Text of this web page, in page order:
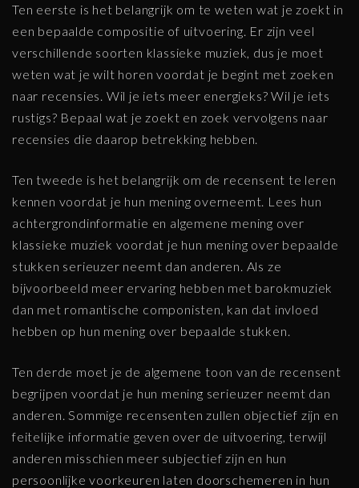
Ten eerste is het belangrijk om te weten wat je zoekt in
een bepaalde compositie of uitvoering. Er zijn veel
verschillende soorten klassieke muziek, dus je moet
weten wat je wilt horen voordat je begint met zoeken
naar recensies. Wil je iets meer energieks? Wil je iets
rustigs? Bepaal wat je zoekt en zoek vervolgens naar
recensies die daarop betrekking hebben.
Ten tweede is het belangrijk om de recensent te leren
kennen voordat je hun mening overneemt. Lees hun
achtergrondinformatie en algemene mening over
klassieke muziek voordat je hun mening over bepaalde
stukken serieuzer neemt dan anderen. Als ze
bijvoorbeeld meer ervaring hebben met barokmuziek
dan met romantische componisten, kan dat invloed
hebben op hun mening over bepaalde stukken.
Ten derde moet je de algemene toon van de recensent
begrijpen voordat je hun mening serieuzer neemt dan
anderen. Sommige recensenten zullen objectief zijn en
feitelijke informatie geven over de uitvoering, terwijl
anderen misschien meer subjectief zijn en hun
persoonlijke voorkeuren laten doorschemeren in hun